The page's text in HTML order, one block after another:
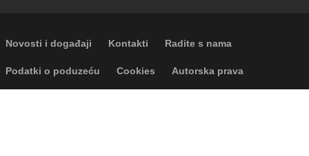
Footer secondary navigation
Novosti i događaji Kontakti Radite s nama
Footer menu
Podatki o poduzeću Cookies Autorska prava